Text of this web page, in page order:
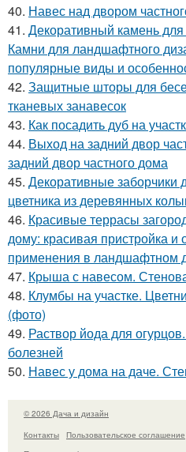
40. Навес над двором
41. Декоративный камень
Камни для ландшафтного
популярные виды и
42. Защитные шторы для
тканевых занавесок
43. Как посадить дуб на
44. Выход на задний двор
задний двор частного дома
45. Декоративные заборчики
цветника из деревянных
46. Красивые террасы
дому: красивая пристройка и
применения в ландшафтном
47. Крыша с навесом.
48. Клумбы на участке.
(фото)
49. Раствор йода для
болезней
50. Навес у дома на даче.
© 2026 Дача и дизайн
Контакты
Пользовательское соглашение